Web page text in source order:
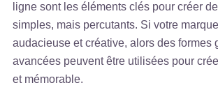
ligne sont les éléments clés pour créer
simples, mais percutants. Si votre
audacieuse et créative, alors des formes
avancées peuvent être utilisées pour
et mémorable.